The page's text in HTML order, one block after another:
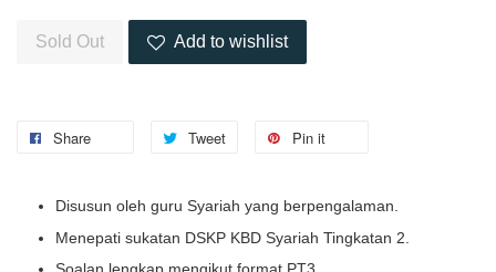
Sold Out Add to wishlist
Share Tweet Pin it
Disusun oleh guru Syariah yang berpengalaman.
Menepati sukatan DSKP KBD Syariah Tingkatan 2.